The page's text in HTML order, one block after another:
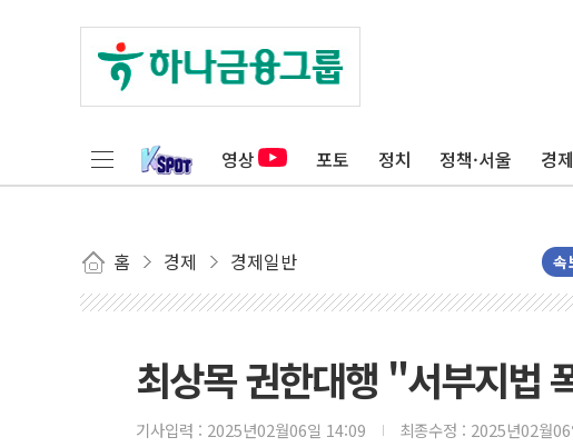
영상 포토 정치 정책·서울 경제
홈 경제 경제일반 속
최상목 권한대행 "서부지법
기사입력 : 2025년02월06일 14:09 최종수정 : 2025년02월